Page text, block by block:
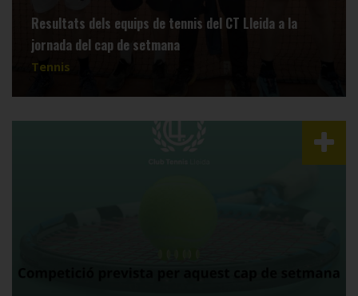
Resultats dels equips de tennis del CT Lleida a la
jornada del cap de setmana
Tennis